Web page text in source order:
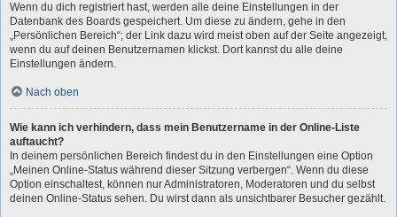
Wenn du dich registriert hast, werden alle deine Einstellungen in der
Datenbank des Boards gespeichert. Um diese zu ändern, gehe in den
„Persönlichen Bereich“; der Link dazu wird meist oben auf der Seite angezeigt,
wenn du auf deinen Benutzernamen klickst. Dort kannst du alle deine
Einstellungen ändern.
Nach oben
Wie kann ich verhindern, dass mein Benutzername in der Online-Liste
auftaucht?
In deinem persönlichen Bereich findest du in den Einstellungen eine Option
„Meinen Online-Status während dieser Sitzung verbergen“. Wenn du diese
Option einschaltest, können nur Administratoren, Moderatoren und du selbst
deinen Online-Status sehen. Du wirst dann als unsichtbarer Besucher gezählt.